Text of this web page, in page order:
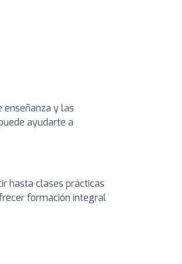
enseñanza y las
ayudarte a
hasta clases prácticas
formación integral